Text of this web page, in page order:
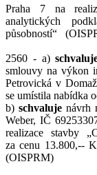
Praha 7 na
analytických
působností“
2560 - a)
smlouvy na výkon
Petrovická v
se umístila nabídka
b) schvaluje návrh
Weber, IČ
realizace stavby
za cenu 13.800,--
(OISPRM)